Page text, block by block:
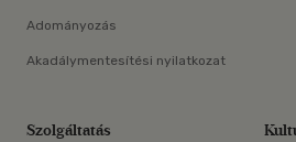
Adományozás
Akadálymentesítési nyilatkozat
Szolgáltatás